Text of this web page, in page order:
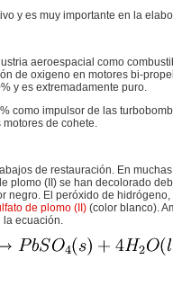
y es muy importante en la
aeroespacial como
de oxigeno en motores bi-
y es extremadamente puro.
como impulsor de las
de cohete.
de restauración. En
plo­mo (II) se han decolorado
negro. El peróxi­do de
de plomo (II) (color blanco).
la ecuación.